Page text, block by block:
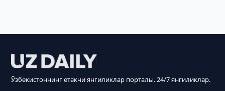
Ўзбекистоннинг етакчи янгиликлар порталы. 24/7 янгиликлар.